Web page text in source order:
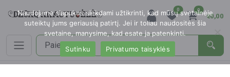
0 0
€0,00
Naudojame slapukus siekdami užtikrinti, kad mūsų svetainėje
suteiktų jums geriausią patirtį. Jei ir toliau naudositės šia
svetaine, manysime, kad esate ja patenkinti.
Sutinku
Privatumo taisyklės